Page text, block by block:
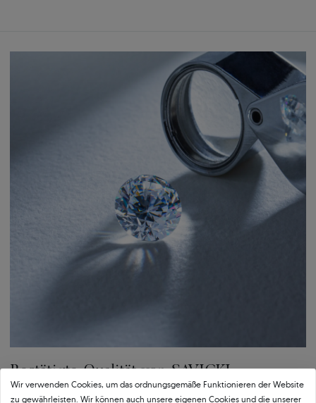
Kaleidoskop der Brillanz
Einfach:
Perfekt aufeinander abgestimmter Schmuck
Schaffen Sie ein einzigartiges Set, das zu Ihrem Verlobungsring passt.
Wählen Sie Ohrringe, Anhänger oder Eheringe aus der Kollektion.
Bestätigte Qualität von SAVICKI
Wir verwenden Cookies, um das ordnungsgemäße Funktionieren der Website
zu gewährleisten. Wir können auch unsere eigenen Cookies und die unserer